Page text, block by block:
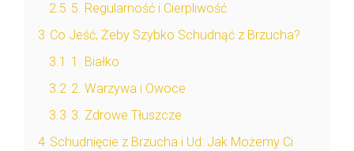
2.5 5. Regularność i Cierpliwość
3 Co Jeść, Żeby Szybko Schudnąć z Brzucha?
3.1 1. Białko
3.2 2. Warzywa i Owoce
3.3 3. Zdrowe Tłuszcze
4 Schudnięcie z Brzucha i Ud: Jak Możemy Ci